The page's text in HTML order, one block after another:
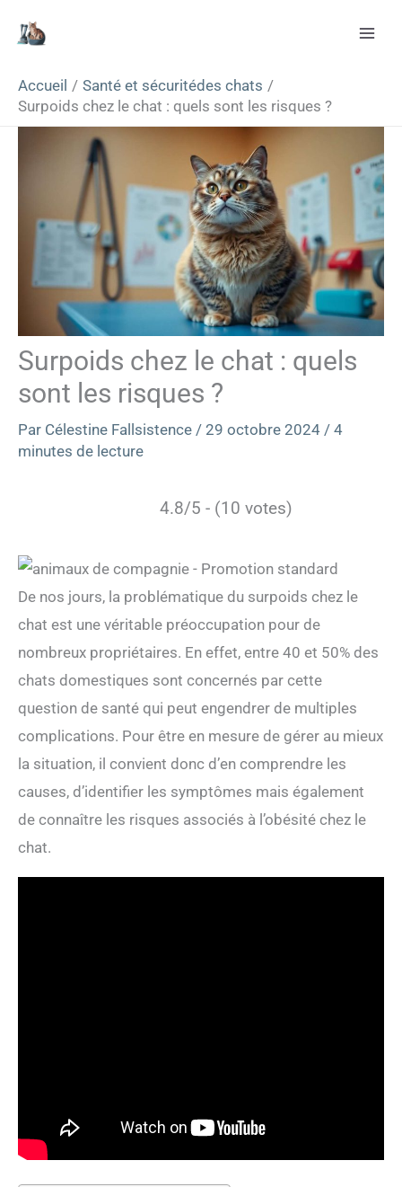
Accueil
Santé et sécuritédes chats
Surpoids chez le chat : quels sont les risques ?
Surpoids chez le chat : quels
sont les risques ?
Par Célestine Fallsistence / 29 octobre 2024 / 4
minutes de lecture
4.8/5 - (10 votes)
De nos jours, la problématique du surpoids chez le
chat est une véritable préoccupation pour de
nombreux propriétaires. En effet, entre 40 et 50% des
chats domestiques sont concernés par cette
question de santé qui peut engendrer de multiples
complications. Pour être en mesure de gérer au mieux
la situation, il convient donc d’en comprendre les
causes, d’identifier les symptômes mais également
de connaître les risques associés à l’obésité chez le
chat.